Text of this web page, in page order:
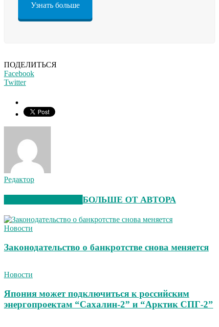
Узнать больше
ПОДЕЛИТЬСЯ
Facebook
Twitter
Редактор
БОЛЬШЕ ОТ АВТОРА
Новости
Законодательство о банкротстве снова меняется
Новости
Япония может подключиться к российским
энергопроектам “Сахалин-2” и “Арктик СПГ-2”